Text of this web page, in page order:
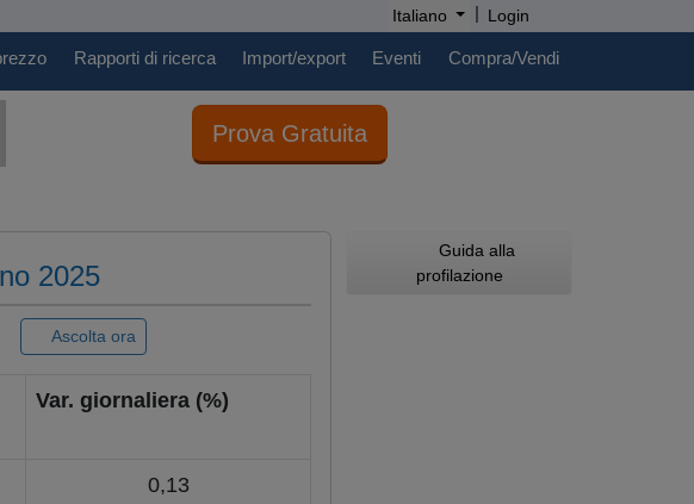
Italiano | Login
Rapporti di ricerca Import/export Eventi Compra/Vendi
Prova Gratuita
2025
Ascolta ora
Var. giornaliera (%)
0,13
Guida alla
profilazione